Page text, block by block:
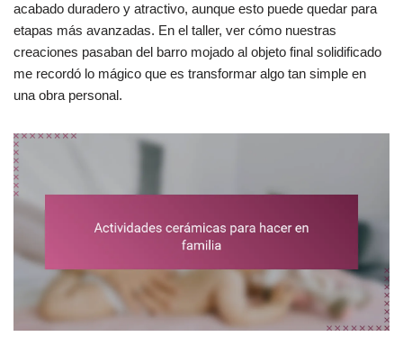
acabado duradero y atractivo, aunque esto puede quedar para
etapas más avanzadas. En el taller, ver cómo nuestras
creaciones pasaban del barro mojado al objeto final solidificado
me recordó lo mágico que es transformar algo tan simple en
una obra personal.